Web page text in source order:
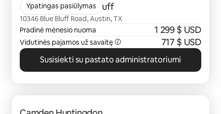
Ypatingas pasiūlymas
Citizen House Blue Bluff
10346 Blue Bluff Road, Austin, TX
Pradinė mėnesio nuoma
1 299 $ USD
Vidutinės pajamos už savaitę 717 $ USD
Susisiekti su pastato administratoriumi